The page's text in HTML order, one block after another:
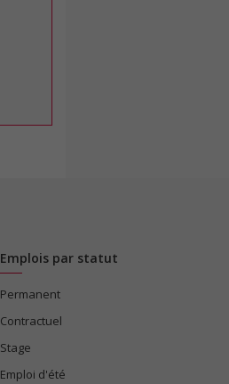
Emplois par statut
Permanent
Contractuel
Stage
Emploi d'été